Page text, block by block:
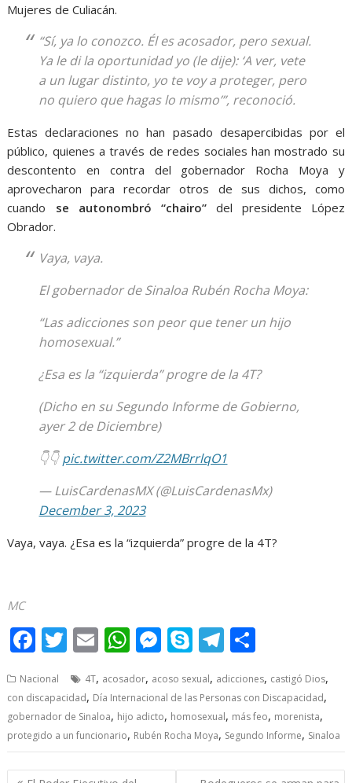
Mujeres de Culiacán.
“Sí, ya lo conozco. Él es acosador, pero sexual.
Ya le di la oportunidad yo (le dije): ‘A ver, vete
a un lugar distinto, yo te voy a proteger, pero
no quiero que hagas lo mismo’”, reconoció.
Estas declaraciones no han pasado desapercibidas por el
público, quienes a través de redes sociales han mostrado su
descontento en contra del gobernador Rocha Moya y
aprovecharon para recordar otros de sus dichos, como
cuando se autonombró “chairo”del presidente López
Obrador.
Vaya, vaya.
El gobernador de Sinaloa Rubén Rocha Moya:
“Las adicciones son peor que tener un hijo
homosexual.”
¿Esa es la “izquierda” progre de la 4T?
(Dicho en su Segundo Informe de Gobierno,
ayer 2 de Diciembre)
👇👇pic.twitter.com/Z2MBrrlqO1
— LuisCardenasMX (@LuisCardenasMx)
December 3, 2023
Vaya, vaya. ¿Esa es la “izquierda” progre de la 4T?
MC
F
e
b
o
o
T
itt
er
E
ai
l
W
at
s
A
p
M
ss
e
n
g
S
y
p
e
T
e
gr
a
m
ar
e
Nacional 4T, acosador, acoso sexual, adicciones, castigó Dios,
con discapacidad, Día Internacional de las Personas con Discapacidad,
gobernador de Sinaloa, hijo adicto, homosexual, más feo, morenista,
protegido a un funcionario, Rubén Rocha Moya, Segundo Informe, Sinaloa